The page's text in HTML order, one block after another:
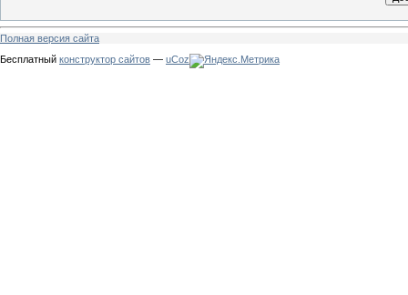
Полная версия сайта
Бесплатный конструктор сайтов — uCoz